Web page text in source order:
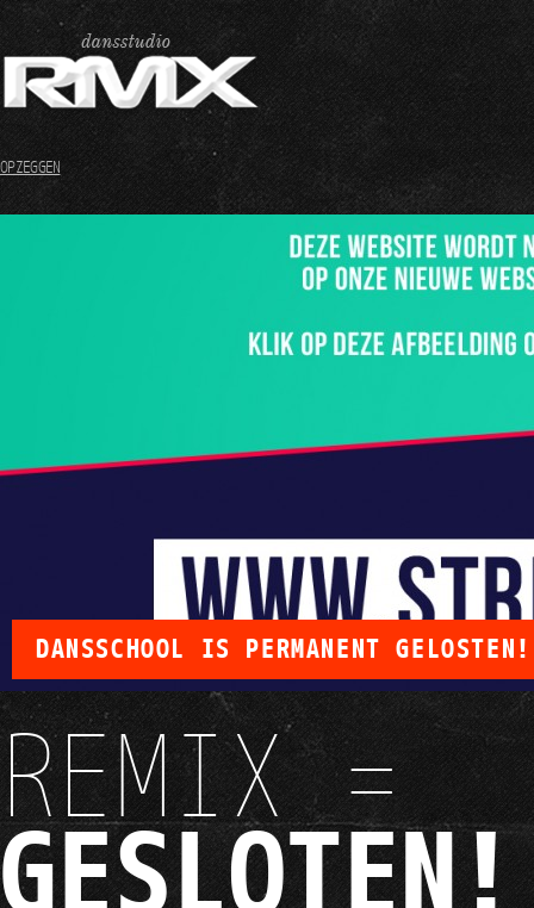
OPZEGGEN
DANSSCHOOL IS PERMANENT GELOSTEN!
REMIX =
GESLOTEN!